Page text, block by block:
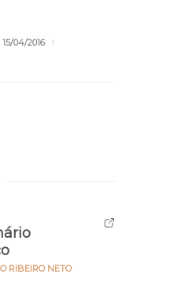
15/04/2016
RIBEIRO NETO